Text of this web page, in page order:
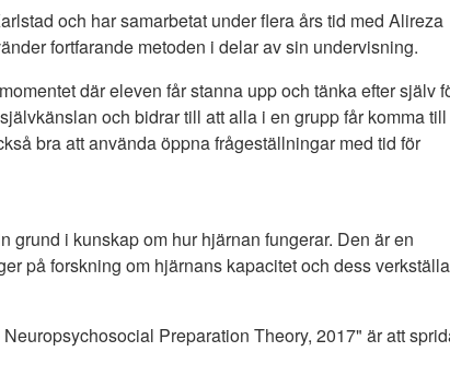
och har samarbetat under flera års tid med Alireza
fortfarande metoden i delar av sin undervisning.
där eleven får stanna upp och tänka efter själv
och bidrar till att alla i en grupp får komma till
bra att använda öppna frågeställningar med tid för
grund i kunskap om hur hjärnan fungerar. Den är en
på forskning om hjärnans kapacitet och dess
Preparation Theory, 2017" är att